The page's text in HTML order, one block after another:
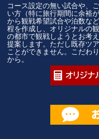
コース設定の無い試合や、
い方（特に旅行期間に余裕
から観戦希望試合や泊数な
程を作成し、オリジナルの
の都市で観戦しようとお考
提案します。ただし既存ツ
ことができません。こだわ
から。